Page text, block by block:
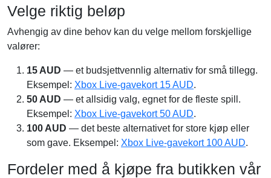
Velge riktig beløp
Avhengig av dine behov kan du velge mellom forskjellige
valører:
15 AUD — et budsjettvennlig alternativ for små tillegg.
Eksempel: Xbox Live-gavekort 15 AUD.
50 AUD — et allsidig valg, egnet for de fleste spill.
Eksempel: Xbox Live-gavekort 50 AUD.
100 AUD — det beste alternativet for store kjøp eller
som gave. Eksempel: Xbox Live-gavekort 100 AUD.
Fordeler med å kjøpe fra butikken vår